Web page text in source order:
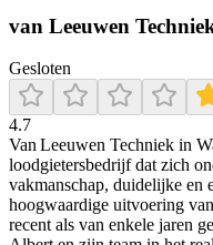
van Leeuwen
Gesloten
4.7
Van Leeuwen Techniek in
loodgietersbedrijf dat zich
vakmanschap, duidelijke en
hoogwaardige uitvoering
recent als van enkele jaren